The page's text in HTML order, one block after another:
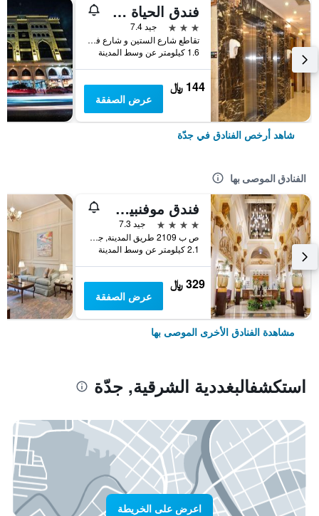
فندق الحياة جدة كونتيننتال
3 نجوم
جيد 7.4
تقاطع شارع الستين و شارع فلسطين، مقابل سامبا بنك, جدّة, المملكة العربية السعودية
1.6 كيلومتر عن وسط المدينة
144 ﷼
عرض الصفقة
شاهد أرخص الفنادق في جدّة
الفنادق الموصى بها
فندق موفنبيك جدة
4 نجوم
جيد 7.3
ص ب 2109 طريق المدينة, جدّة, المملكة العربية السعودية
2.1 كيلومتر عن وسط المدينة
329 ﷼
عرض الصفقة
مشاهدة الفنادق الأخرى الموصى بها
استكشفالبغددية الشرقية, جدّة
اعرض على الخريطة